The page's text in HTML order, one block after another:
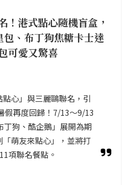
港式點心隨機盲盒，
、布丁狗焦糖卡士達
可愛又驚喜
心」與三麗鷗聯名，引
假再度回歸！7/13～9/13
狗、酷企鵝」展開為期
萌友來點心」，並將打
項聯名餐點。